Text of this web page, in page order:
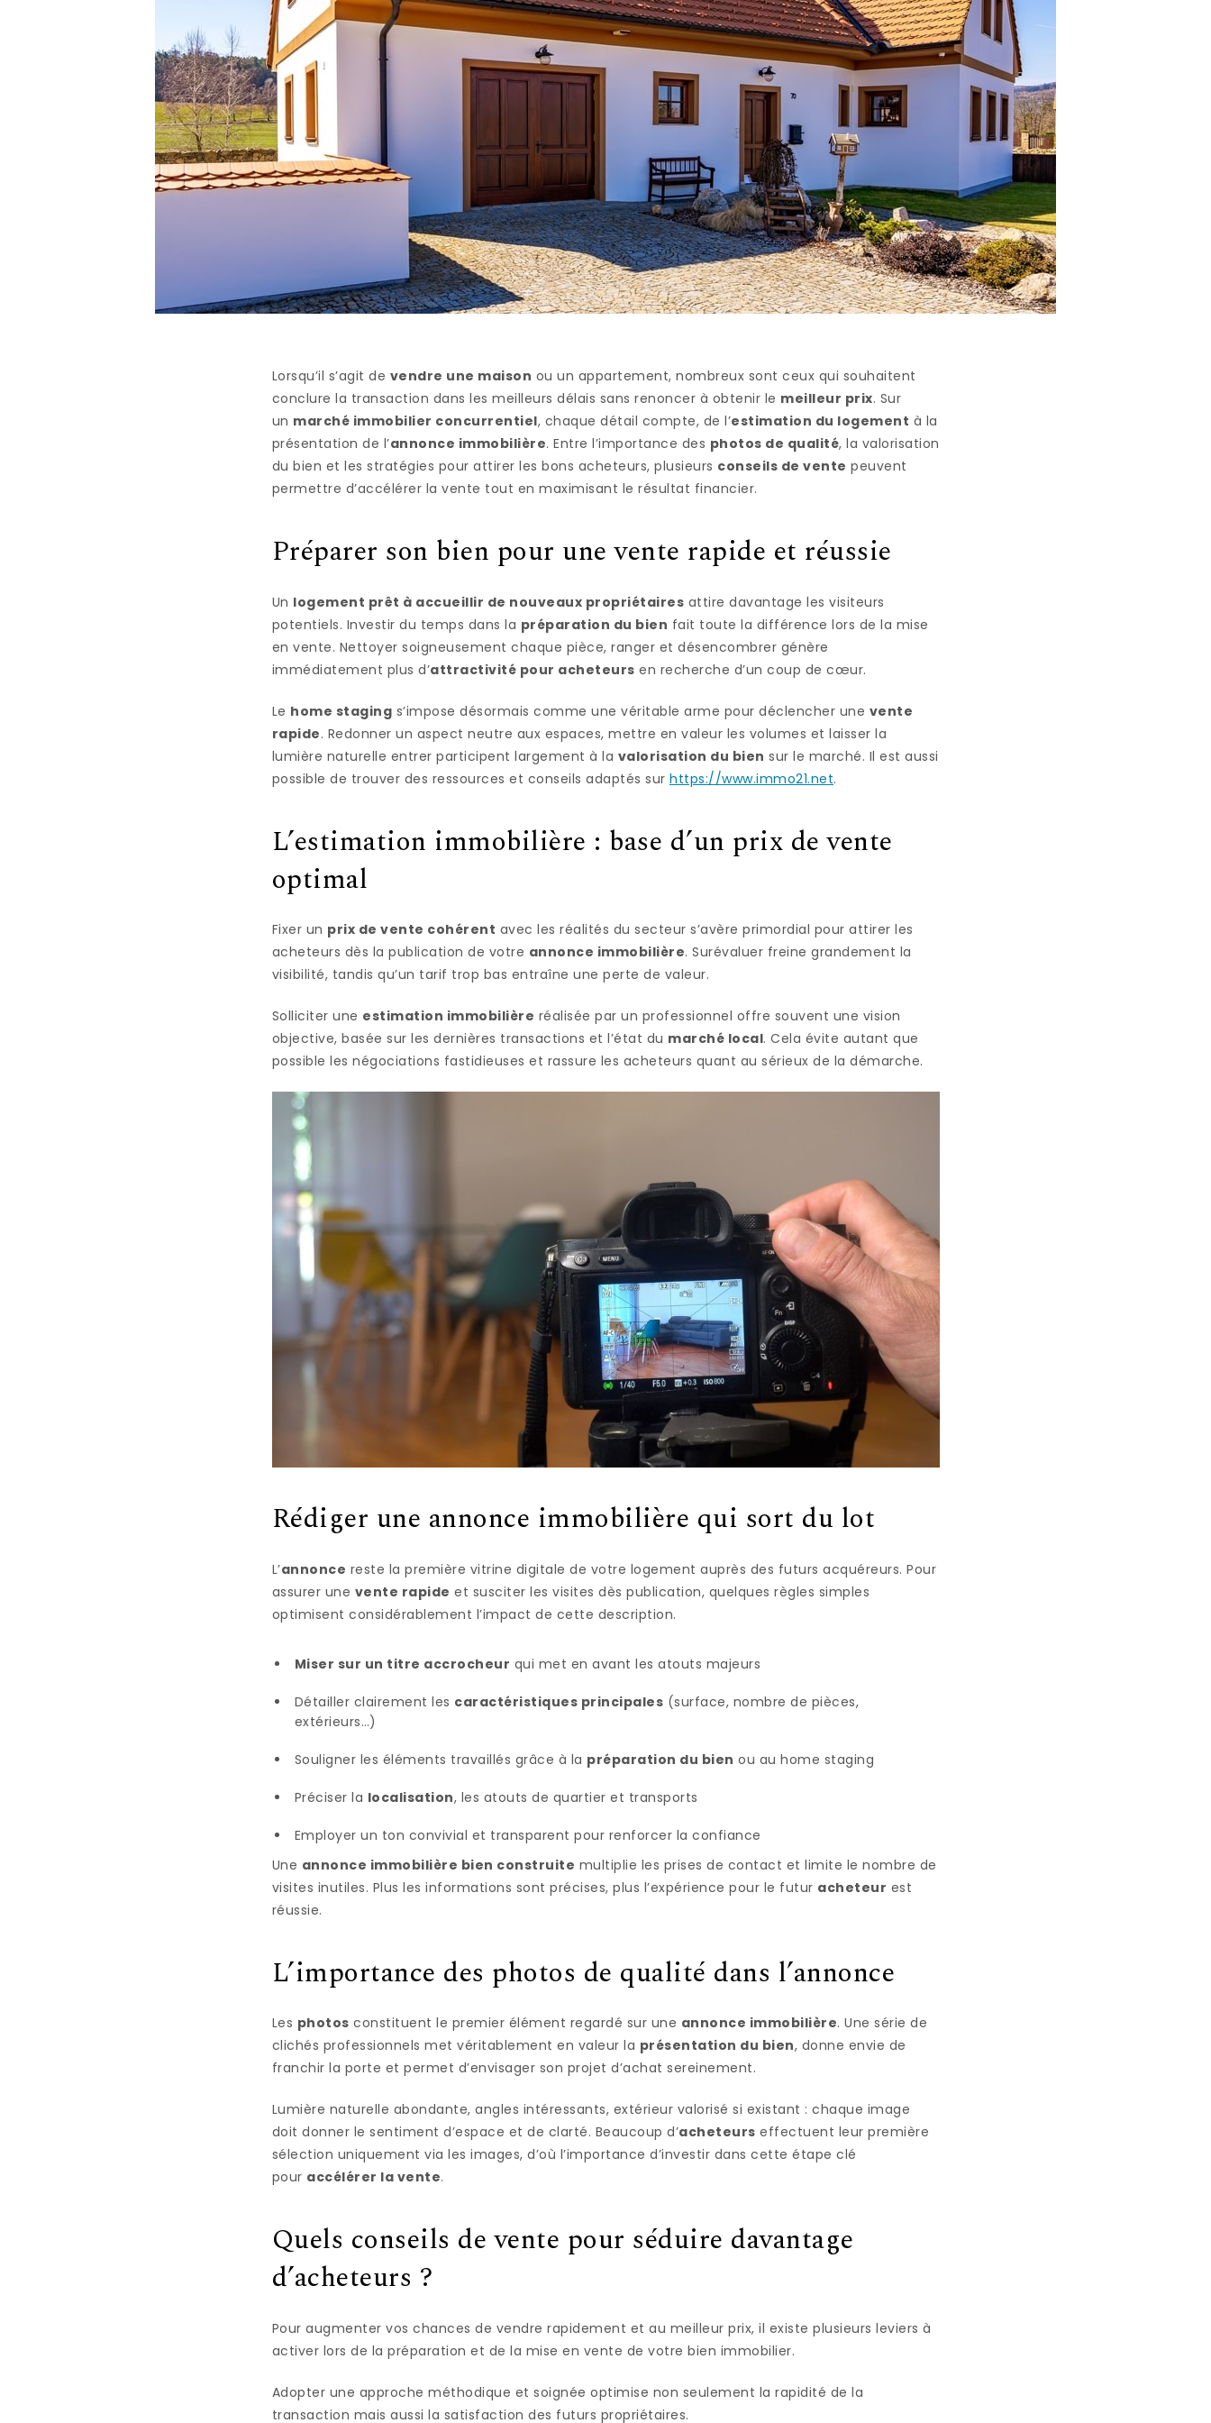
Lorsqu’il s’agit de vendre une maison ou un appartement, nombreux sont ceux qui souhaitent
conclure la transaction dans les meilleurs délais sans renoncer à obtenir le meilleur prix. Sur
un marché immobilier concurrentiel, chaque détail compte, de l’estimation du logement à la
présentation de l’annonce immobilière. Entre l’importance des photos de qualité, la valorisation
du bien et les stratégies pour attirer les bons acheteurs, plusieurs conseils de vente peuvent
permettre d’accélérer la vente tout en maximisant le résultat financier.
Préparer son bien pour une vente rapide et réussie
Un logement prêt à accueillir de nouveaux propriétaires attire davantage les visiteurs
potentiels. Investir du temps dans la préparation du bien fait toute la différence lors de la mise
en vente. Nettoyer soigneusement chaque pièce, ranger et désencombrer génère
immédiatement plus d’attractivité pour acheteurs en recherche d’un coup de cœur.
Le home staging s’impose désormais comme une véritable arme pour déclencher une vente
rapide. Redonner un aspect neutre aux espaces, mettre en valeur les volumes et laisser la
lumière naturelle entrer participent largement à la valorisation du bien sur le marché. Il est aussi
possible de trouver des ressources et conseils adaptés sur https://www.immo21.net.
L’estimation immobilière : base d’un prix de vente
optimal
Fixer un prix de vente cohérent avec les réalités du secteur s’avère primordial pour attirer les
acheteurs dès la publication de votre annonce immobilière. Surévaluer freine grandement la
visibilité, tandis qu’un tarif trop bas entraîne une perte de valeur.
Solliciter une estimation immobilière réalisée par un professionnel offre souvent une vision
objective, basée sur les dernières transactions et l’état du marché local. Cela évite autant que
possible les négociations fastidieuses et rassure les acheteurs quant au sérieux de la démarche.
Rédiger une annonce immobilière qui sort du lot
L’annonce reste la première vitrine digitale de votre logement auprès des futurs acquéreurs. Pour
assurer une vente rapide et susciter les visites dès publication, quelques règles simples
optimisent considérablement l’impact de cette description.
Miser sur un titre accrocheur qui met en avant les atouts majeurs
Détailler clairement les caractéristiques principales (surface, nombre de pièces,
extérieurs…)
Souligner les éléments travaillés grâce à la préparation du bien ou au home staging
Préciser la localisation, les atouts de quartier et transports
Employer un ton convivial et transparent pour renforcer la confiance
Une annonce immobilière bien construite multiplie les prises de contact et limite le nombre de
visites inutiles. Plus les informations sont précises, plus l’expérience pour le futur acheteur est
réussie.
L’importance des photos de qualité dans l’annonce
Les photos constituent le premier élément regardé sur une annonce immobilière. Une série de
clichés professionnels met véritablement en valeur la présentation du bien, donne envie de
franchir la porte et permet d’envisager son projet d’achat sereinement.
Lumière naturelle abondante, angles intéressants, extérieur valorisé si existant : chaque image
doit donner le sentiment d’espace et de clarté. Beaucoup d’acheteurs effectuent leur première
sélection uniquement via les images, d’où l’importance d’investir dans cette étape clé
pour accélérer la vente.
Quels conseils de vente pour séduire davantage
d’acheteurs ?
Pour augmenter vos chances de vendre rapidement et au meilleur prix, il existe plusieurs leviers à
activer lors de la préparation et de la mise en vente de votre bien immobilier.
Adopter une approche méthodique et soignée optimise non seulement la rapidité de la
transaction mais aussi la satisfaction des futurs propriétaires.